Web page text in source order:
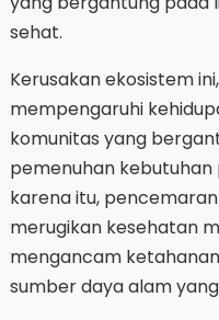
sehat.
Kerusakan ekosistem
mempengaruhi
komunitas yang
pemenuhan kebutuhan
karena itu,
merugikan kesehatan
mengancam
sumber daya alam